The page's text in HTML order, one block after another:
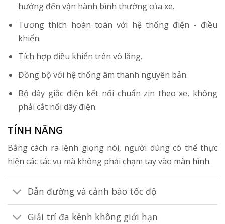
hưởng đến vận hành bình thường của xe.
Tương thích hoàn toàn với hệ thống điện - điều
khiển.
Tích hợp điều khiển trên vô lăng.
Đồng bộ với hệ thống âm thanh nguyên bản.
Bộ dây giắc điện kết nối chuẩn zin theo xe, không
phải cắt nối dây điện.
TÍNH NĂNG
Bằng cách ra lệnh giọng nói, người dùng có thể thực
hiện các tác vụ mà không phải chạm tay vào màn hình.
Dẫn đường và cảnh báo tốc độ
Giải trí đa kênh không giới hạn